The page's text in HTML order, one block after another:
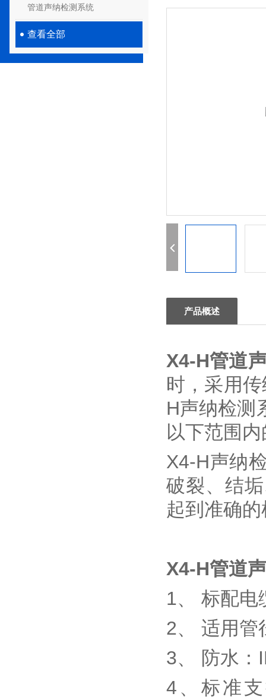
管道声纳检测系统
查看全部
产品概述
X4-H管道
时，采用
H声纳检测
以下范围
X4-H声纳
破裂、结
起到准确
X4-H管道
1、 标配电
2、 适用管
3、 防水：
4、标准